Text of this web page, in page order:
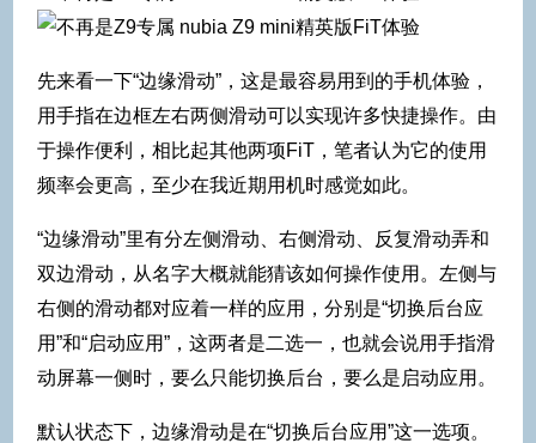
先来看一下“边缘滑动”，这是最容易用到的手机体验，
用手指在边框左右两侧滑动可以实现许多快捷操作。由
于操作便利，相比起其他两项FiT，笔者认为它的使用
频率会更高，至少在我近期用机时感觉如此。
“边缘滑动”里有分左侧滑动、右侧滑动、反复滑动弄和
双边滑动，从名字大概就能猜该如何操作使用。左侧与
右侧的滑动都对应着一样的应用，分别是“切换后台应
用”和“启动应用”，这两者是二选一，也就会说用手指滑
动屏幕一侧时，要么只能切换后台，要么是启动应用。
默认状态下，边缘滑动是在“切换后台应用”这一选项。